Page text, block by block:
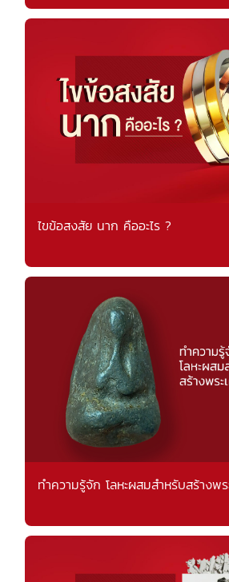
ไขข้อสงสัย นาก คืออะไร ?
ทำความรู้จัก โลหะผสมสำหรับสร้างพ